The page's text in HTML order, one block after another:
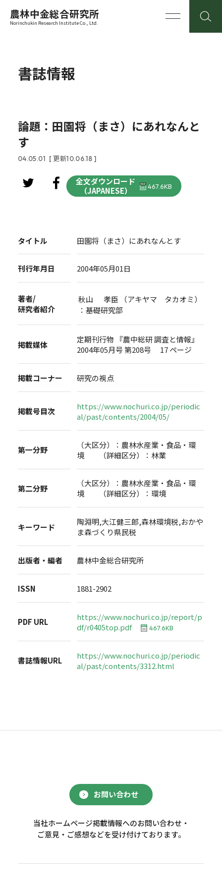
農林中金総合研究所
Norinchukin Research Institute Co., Ltd.
書誌情報
論題：田園将（まさ）にあれなんと
す
04.05.01 [ 更新10.06.18 ]
全文ダウンロード
（JAPANESE）
467.6KB
タイトル 田園将（まさ）にあれなんとす
刊行年月日 2004年05月01日
著者/
研究者紹介
秋山 孝臣 （アキヤマ タカオミ）
：基礎研究部
掲載媒体
定期刊行物 『農中総研 調査と情報』
2004年05月号 第208号 17 ページ
掲載コーナー 研究の視点
掲載号目次
https://www.nochuri.co.jp/periodic
al/past/contents/2004/05/
第一分野
（大区分）：農林水産業・食品・環
境 （詳細区分）：林業
第二分野
（大区分）：農林水産業・食品・環
境 （詳細区分）：環境
キーワード
陶淵明,大江健三郎,森林環境税,おかや
ま森づくり県民税
出版者・編者 農林中金総合研究所
ISSN 1881-2902
PDF URL
https://www.nochuri.co.jp/report/p
df/r0405top.pdf
467.6KB
書誌情報URL
https://www.nochuri.co.jp/periodic
al/past/contents/3312.html
お問い合わせ
当社ホームページ掲載情報へのお問い合わせ・
ご意見・ご感想などを受け付けております。